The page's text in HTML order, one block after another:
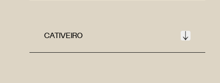
CATIVEIRO